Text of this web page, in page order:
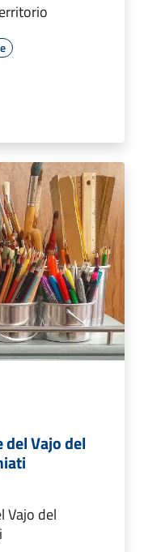
Vajo del
Vajo del